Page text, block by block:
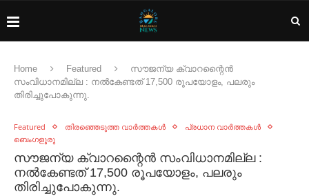
Home Featured
സൗജന്യ ക്വാറന്റൈൻ
സംവിധാനമില്ല : നൽകേണ്ടത് 17,500‬ രൂപയോളം, പലരും
തിരിച്ചുപോകുന്നു.
Featured തിരഞ്ഞെടുത്ത വാർത്തകൾ
പ്രധാന വാർത്തകൾ
ബെംഗളൂരു
സൗജന്യ ക്വാറന്റൈൻ സംവിധാനമില്ല :
നൽകേണ്ടത് 17,500‬ രൂപയോളം, പലരും
തിരിച്ചുപോകുന്നു.